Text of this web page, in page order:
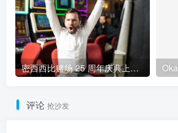
密西西比赌场 25 周年庆典上，玩家赢得 125 万美元老虎机大奖
评论 抢沙发